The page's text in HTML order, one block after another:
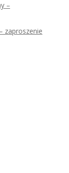
–
zaproszenie